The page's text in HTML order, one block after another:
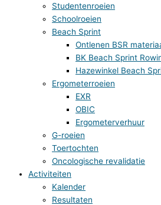
Studentenroeien
Schoolroeien
Beach Sprint
Ontlenen BSR
BK Beach Sprint
Hazewinkel Beach
Ergometerroeien
EXR
OBIC
Ergometerverhuur
G-roeien
Toertochten
Oncologische revalidatie
Activiteiten
Kalender
Resultaten